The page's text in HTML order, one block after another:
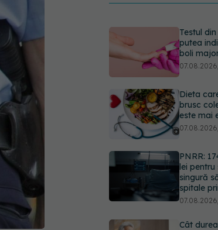
Testul
putea
boli
Dieta
brusc
este mai
PNRR:
lei
singură
spitale
Cât